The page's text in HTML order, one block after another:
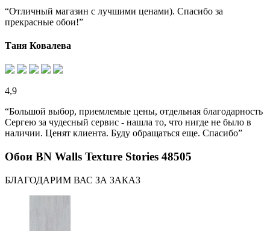
“Отличный магазин с лучшими ценами). Спасибо за
прекрасные обои!”
Таня Ковалева
4,9
“Большой выбор, приемлемые цены, отдельная благодарность
Сергею за чудесный сервис - нашла то, что нигде не было в
наличии. Ценят клиента. Буду обращаться еще. Спасибо”
Обои BN Walls Texture Stories 48505
БЛАГОДАРИМ ВАС ЗА ЗАКАЗ